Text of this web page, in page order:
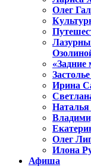
Олег
Ирина
Олег
Илона
Афиша